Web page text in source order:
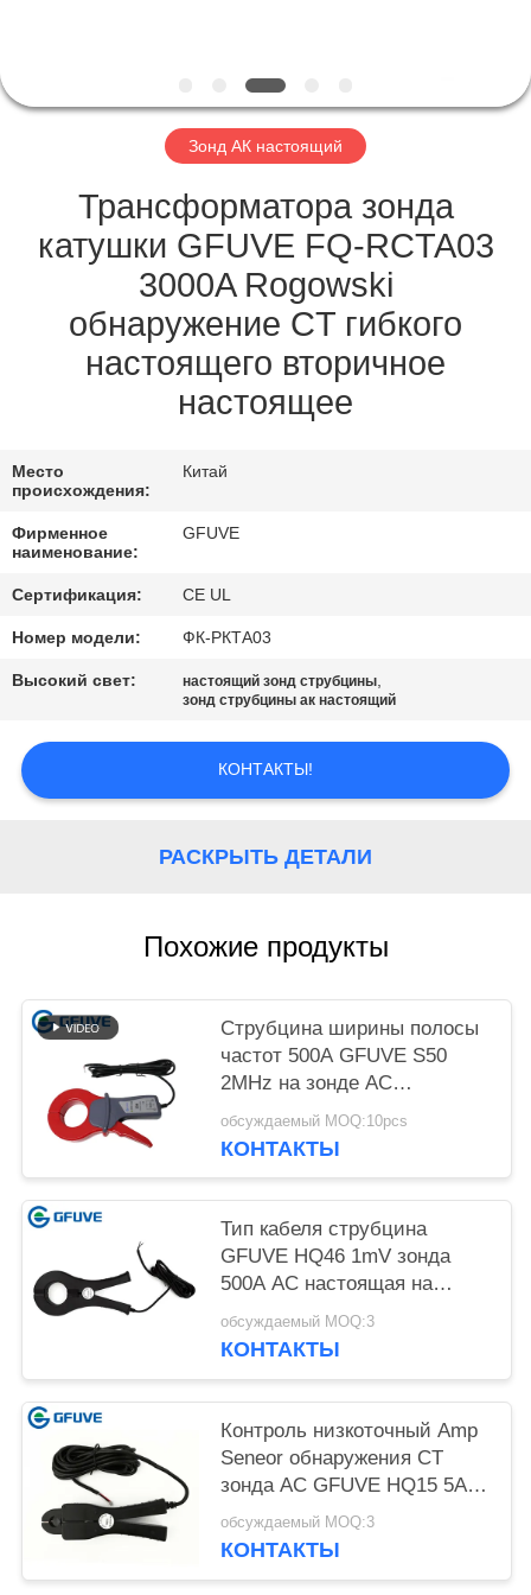
СВЯЖИТЕСЬ
МЫ
НОВОСТИ
СПРОСИТЕ
ЦИТАТУ
КАРТА
PRIVACY
POLICY
Зонд АК настоящий
Трансформатора зонда
катушки GFUVE FQ-RCTA03
3000A Rogowski
обнаружение CT гибкого
настоящего вторичное
настоящее
Место
происхождения:
Китай
Фирменное
наименование:
GFUVE
Сертификация: CE UL
Номер модели: ФК-РКТА03
Высокий свет: настоящий зонд струбцины,
зонд струбцины ак настоящий
КОНТАКТЫ!
РАСКРЫТЬ ДЕТАЛИ
Похожие продукты
Струбцина ширины полосы
частот 500A GFUVE S50
2MHz на зонде AC
настоящем с челюстью
52mm
обсуждаемый MOQ:10pcs
КОНТАКТЫ
Тип кабеля струбцина
GFUVE HQ46 1mV зонда
500A AC настоящая на
настоящем зонде
обсуждаемый MOQ:3
КОНТАКТЫ
Контроль низкоточный Amp
Seneor обнаружения CT
зонда AC GFUVE HQ15 5A
100A облегченный
настоящий
обсуждаемый MOQ:3
КОНТАКТЫ